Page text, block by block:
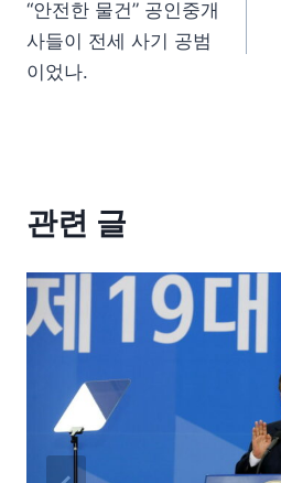
“안전한 물건” 공인중개
사들이 전세 사기 공범
이었나.
관련 글